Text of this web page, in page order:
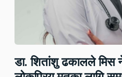
डा. शितांशु ढकालले मिस